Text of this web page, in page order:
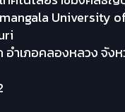
University
ำเภอคลองหลวง จัง